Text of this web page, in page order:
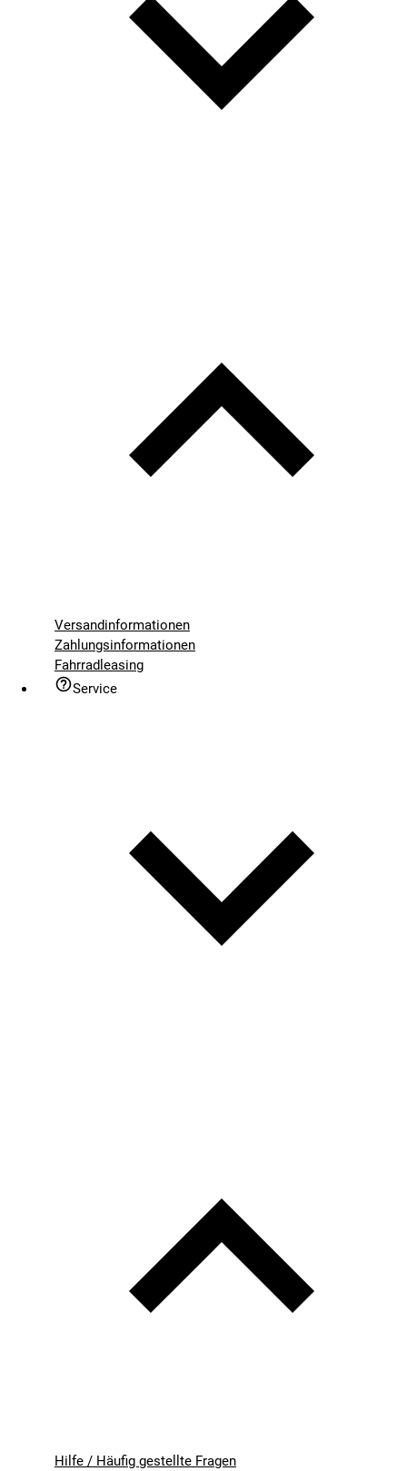
Versandinformationen
Zahlungsinformationen
Fahrradleasing
Service
Hilfe / Häufig gestellte Fragen